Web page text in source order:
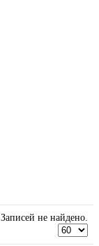
Записей не найдено.